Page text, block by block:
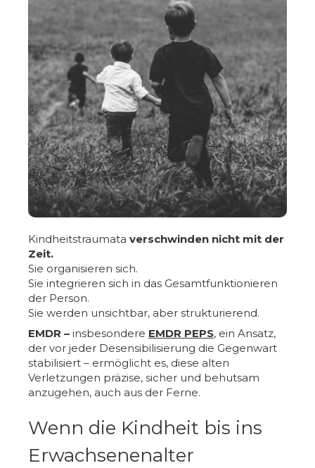
Kindheitstraumata verschwinden nicht mit der
Zeit.
Sie organisieren sich.
Sie integrieren sich in das Gesamtfunktionieren
der Person.
Sie werden unsichtbar, aber strukturierend.
EMDR – insbesondere EMDR PEPS, ein Ansatz,
der vor jeder Desensibilisierung die Gegenwart
stabilisiert – ermöglicht es, diese alten
Verletzungen präzise, sicher und behutsam
anzugehen, auch aus der Ferne.
Wenn die Kindheit bis ins
Erwachsenenalter